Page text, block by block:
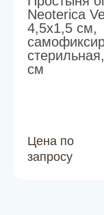
Neoterica
4,5х1,5 см,
см
Цена по
запросу